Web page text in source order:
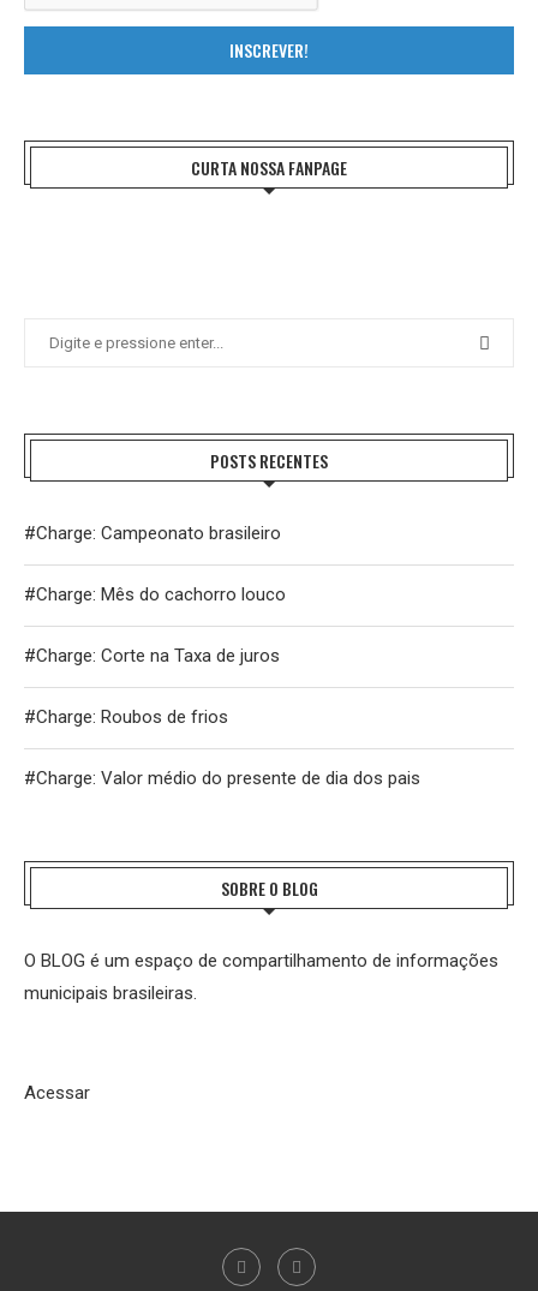
INSCREVER!
CURTA NOSSA FANPAGE
POSTS RECENTES
#Charge: Campeonato brasileiro
#Charge: Mês do cachorro louco
#Charge: Corte na Taxa de juros
#Charge: Roubos de frios
#Charge: Valor médio do presente de dia dos pais
SOBRE O BLOG
O BLOG é um espaço de compartilhamento de informações
municipais brasileiras.
Acessar